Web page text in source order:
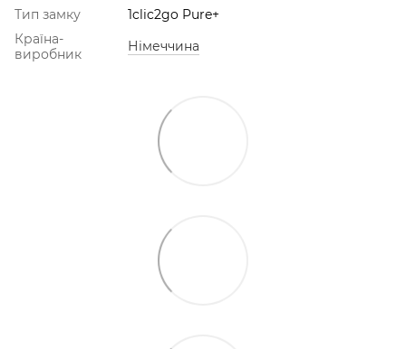
Тип замку
1clic2go Pure+
Країна-
виробник
Німеччина